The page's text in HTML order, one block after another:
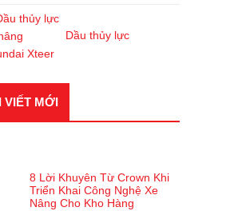
Dầu thủy lực
VIẾT MỚI
8 Lời Khuyên Từ Crown Khi
Triển Khai Công Nghệ Xe
Nâng Cho Kho Hàng